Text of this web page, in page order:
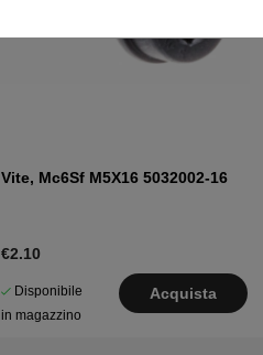
Vite, Mc6Sf M5X16 5032002-16
€2.10
Disponibile
in magazzino
Acquista